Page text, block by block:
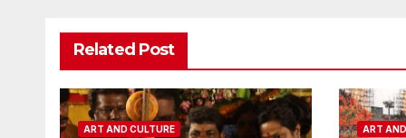
Related Post
ART AND CULTURE ART